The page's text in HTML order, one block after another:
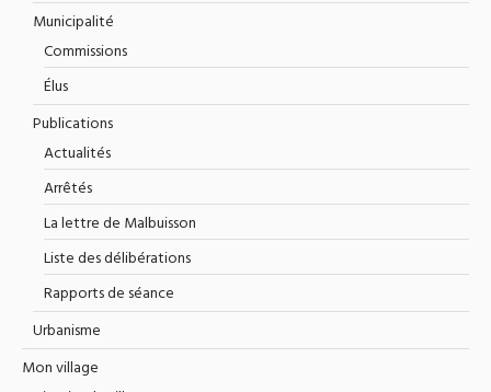
Municipalité
Commissions
Élus
Publications
Actualités
Arrêtés
La lettre de Malbuisson
Liste des délibérations
Rapports de séance
Urbanisme
Mon village